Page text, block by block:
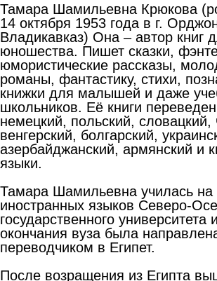
Тамара Шамильевна Крюкова
14 октября 1953 года в г.
Владикавказ) Она – автор книг
юношества. Пишет сказки,
юмористические рассказы,
романы, фантастику, стихи,
книжки для малышей и даже
школьников. Её книги
немецкий, польский, словацкий,
венгерский, болгарский,
азербайджанский, армянский и
языки.
Тамара Шамильевна училась на
иностранных языков Северо-
государственного университета
окончания вуза была
переводчиком в Египет.
После возращения из Египта